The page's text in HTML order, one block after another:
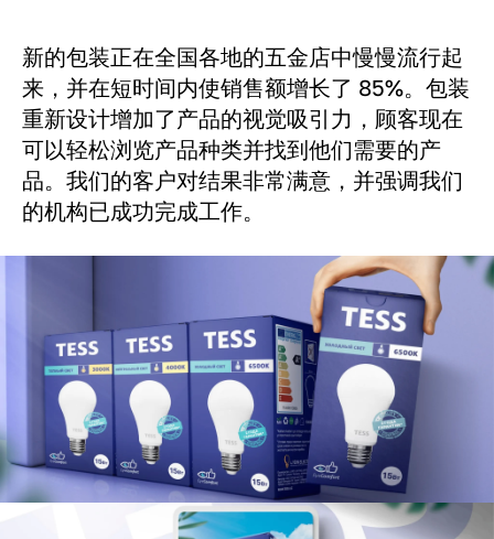
新的包装正在全国各地的五金店中慢慢流行起
来，并在短时间内使销售额增长了 85%。包装
重新设计增加了产品的视觉吸引力，顾客现在
可以轻松浏览产品种类并找到他们需要的产
品。我们的客户对结果非常满意，并强调我们
的机构已成功完成工作。